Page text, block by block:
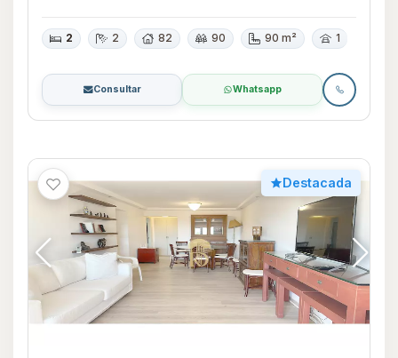
2 2 82 90 90 m² 1
Consultar Whatsapp
Destacada